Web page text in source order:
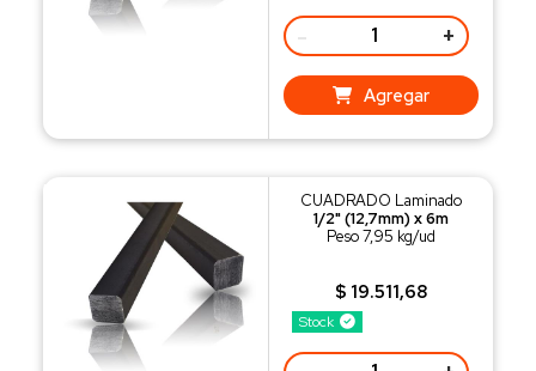
- +
Agregar
Stock
CUADRADO Laminado
1/2" (12,7mm) x 6m
Peso 7,95 kg/ud
$ 19.511,68